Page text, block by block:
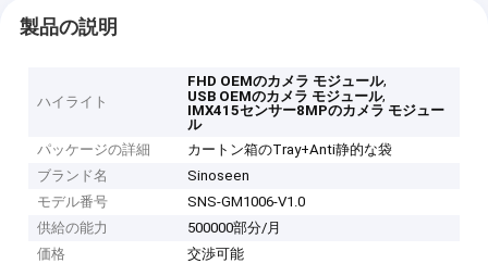
製品の説明
ハイライト
FHD OEMのカメラ モジュール,
USB OEMのカメラ モジュール,
IMX415センサー8MPのカメラ モジュー
ル
パッケージの詳細
カートン箱のTray+Anti静的な袋
ブランド名
Sinoseen
モデル番号
SNS-GM1006-V1.0
供給の能力
500000部分/月
価格
交渉可能